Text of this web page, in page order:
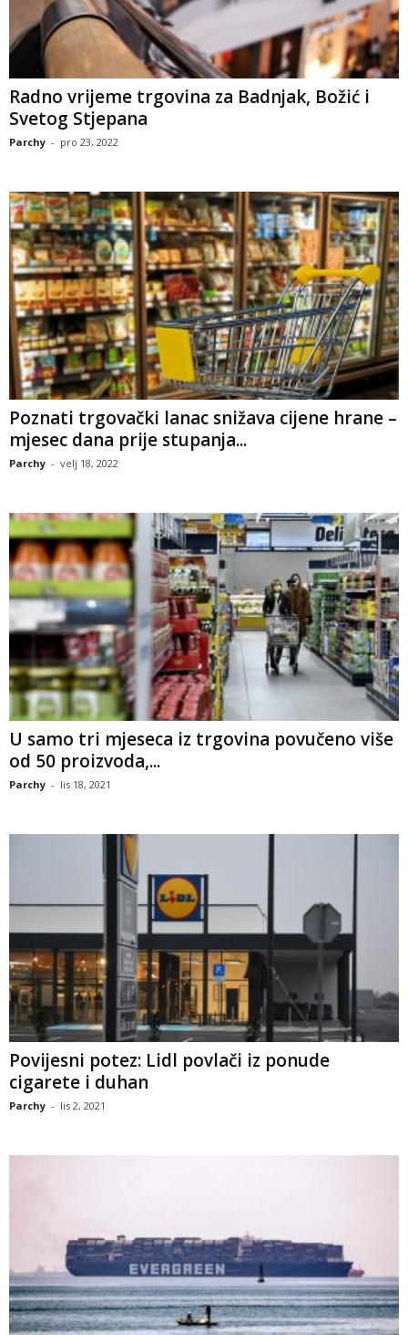
Radno vrijeme trgovina za Badnjak, Božić i
Svetog Stjepana
Parchy - pro 23, 2022
Poznati trgovački lanac snižava cijene hrane –
mjesec dana prije stupanja...
Parchy - velj 18, 2022
U samo tri mjeseca iz trgovina povučeno više
od 50 proizvoda,...
Parchy - lis 18, 2021
Povijesni potez: Lidl povlači iz ponude
cigarete i duhan
Parchy - lis 2, 2021